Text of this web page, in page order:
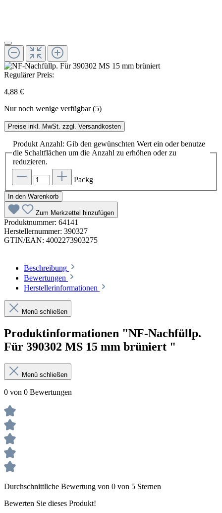
Regulärer Preis:
4,88 €
Nur noch wenige verfügbar (5)
Preise inkl. MwSt. zzgl. Versandkosten
Produkt Anzahl: Gib den gewünschten Wert ein oder benutze
die Schaltflächen um die Anzahl zu erhöhen oder zu
reduzieren.
Packg
In den Warenkorb
Zum Merkzettel hinzufügen
Produktnummer: 64141
Herstellernummer: 390327
GTIN/EAN: 4002273903275
Beschreibung
Bewertungen
Herstellerinformationen
Menü schließen
Produktinformationen "NF-Nachfüllp.
Für 390302 MS 15 mm brüniert "
Menü schließen
0 von 0 Bewertungen
Durchschnittliche Bewertung von 0 von 5 Sternen
Bewerten Sie dieses Produkt!